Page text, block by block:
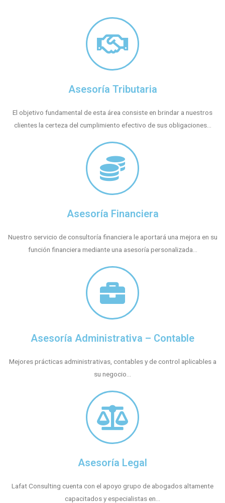
Asesoría Tributaria
El objetivo fundamental de esta área consiste en brindar a nuestros
clientes la certeza del cumplimiento efectivo de sus obligaciones...
Asesoría Financiera
Nuestro servicio de consultoría financiera le aportará una mejora en su
función financiera mediante una asesoría personalizada...
Asesoría Administrativa – Contable
Mejores prácticas administrativas, contables y de control aplicables a
su negocio...
Asesoría Legal
Lafat Consulting cuenta con el apoyo grupo de abogados altamente
capacitados y especialistas en...